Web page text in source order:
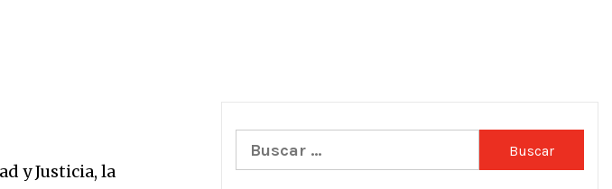
y Justicia, la
Buscar: